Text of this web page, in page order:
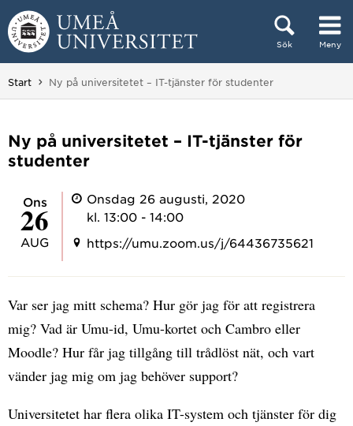
Hoppa direkt till innehållet
Sök Meny
Huvudmenyn dold.
Start Du är här:
Ny på universitetet – IT-tjänster för studenter
Ny på universitetet – IT-tjänster för
studenter
ons
26
AUG
Onsdag 26 augusti, 2020
kl. 13:00 - 14:00
https://umu.zoom.us/j/64436735621
Var ser jag mitt schema? Hur gör jag för att registrera
mig? Vad är Umu-id, Umu-kortet och Cambro eller
Moodle? Hur får jag tillgång till trådlöst nät, och vart
vänder jag mig om jag behöver support?
Universitetet har flera olika IT-system och tjänster för dig